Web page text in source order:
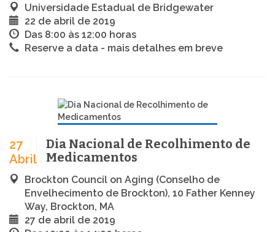
Universidade Estadual de Bridgewater
22 de abril de 2019
Das 8:00 às 12:00 horas
Reserve a data - mais detalhes em breve
27
Abril
Dia Nacional de Recolhimento de
Medicamentos
Brockton Council on Aging (Conselho de
Envelhecimento de Brockton), 10 Father Kenney
Way, Brockton, MA
27 de abril de 2019